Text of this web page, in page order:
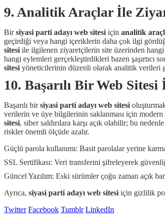
9. Analitik Araçlar İle
Birsiyasi parti adayı web sitesi için analitik
geçirdiği veya hangi içeriklerin daha çok ilgi
sitesi ile ilgilenen ziyaretçilerin site üzerinden
hangi eylemleri gerçekleştirdikleri bazen şaşırtıcı
sitesi yöneticilerinin düzenli olarak analitik verileri
10. Başarılı Bir Web
Başarılı birsiyasi parti adayı web sitesi
verilerin ve üye bilgilerinin saklanması için
sitesi, siber saldırılara karşı açık olabilir; bu
riskler önemli ölçüde azalır.
Güçlü parola kullanımı: Basit parolalar yerine
SSL Sertifikası: Veri transferini şifreleyerek
Güncel Yazılım: Eski sürümler çoğu zaman açık
Ayrıca, siyasi parti adayı web sitesi için gizlilik
Twitter Facebook Tumblr LinkedIn